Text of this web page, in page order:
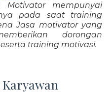
Motivator mempunyai
pada saat training
Jasa motivator yang
dorongan
training motivasi.